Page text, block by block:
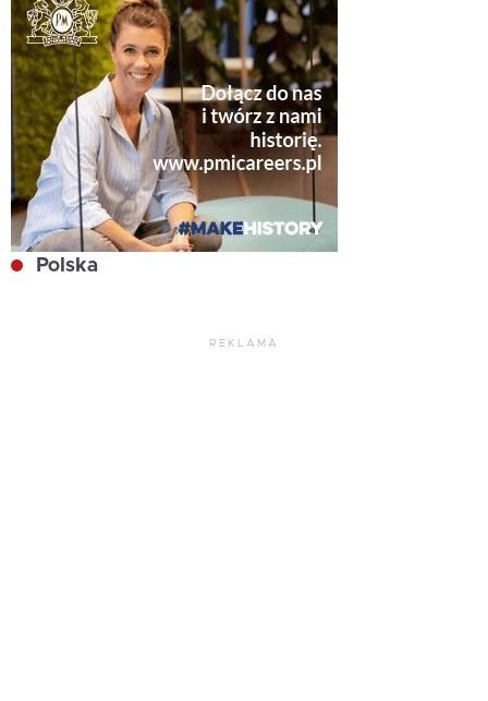
Polska
REKLAMA